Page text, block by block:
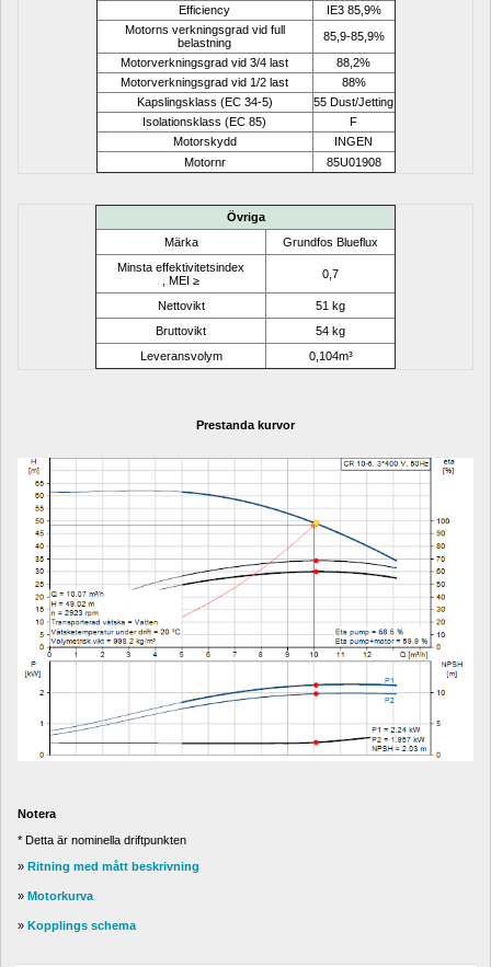
Efficiency
IE3 85,9%
Motorns verkningsgrad vid full
belastning
85,9-85,9%
Motorverkningsgrad vid 3/4 last
88,2%
Motorverkningsgrad vid 1/2 last
88%
Kapslingsklass (EC 34-5)
55 Dust/Jetting
Isolationsklass (EC 85)
F
Motorskydd
INGEN
Motornr
85U01908
Övriga
Märka
Grundfos Blueflux
Minsta effektivitetsindex
, MEI ≥
0,7
Nettovikt
51 kg
Bruttovikt
54 kg
Leveransvolym
0,104m³
Prestanda kurvor
Notera
* Detta är nominella driftpunkten
» Ritning med mått beskrivning
» Motorkurva
» Kopplings schema